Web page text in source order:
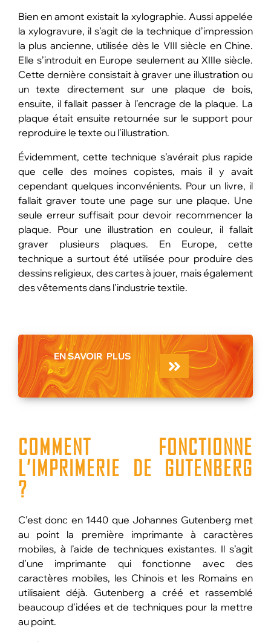
Bien en amont existait la xylographie. Aussi appelée
la xylogravure, il s’agit de la technique d’impression
la plus ancienne, utilisée dès le VIII siècle en Chine.
Elle s’introduit en Europe seulement au XIIIe siècle.
Cette dernière consistait à graver une illustration ou
un texte directement sur une plaque de bois,
ensuite, il fallait passer à l’encrage de la plaque. La
plaque était ensuite retournée sur le support pour
reproduire le texte ou l’illustration.
Évidemment, cette technique s’avérait plus rapide
que celle des moines copistes, mais il y avait
cependant quelques inconvénients. Pour un livre, il
fallait graver toute une page sur une plaque. Une
seule erreur suffisait pour devoir recommencer la
plaque. Pour une illustration en couleur, il fallait
graver plusieurs plaques. En Europe, cette
technique a surtout été utilisée pour produire des
dessins religieux, des cartes à jouer, mais également
des vêtements dans l’industrie textile.
EN SAVOIR PLUS
COMMENT FONCTIONNE
L’IMPRIMERIE DE GUTENBERG
?
C’est donc en 1440 que Johannes Gutenberg met
au point la première imprimante à caractères
mobiles, à l’aide de techniques existantes. Il s’agit
d’une imprimante qui fonctionne avec des
caractères mobiles, les Chinois et les Romains en
utilisaient déjà. Gutenberg a créé et rassemblé
beaucoup d’idées et de techniques pour la mettre
au point.